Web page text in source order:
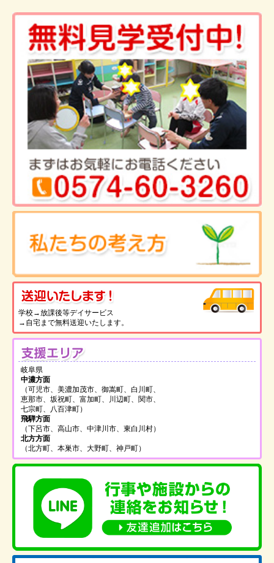
学校→放課後等デイサービス
→自宅まで無料送迎いたします。
岐阜県
中濃方面
（可児市、美濃加茂市、御嵩町、白川町、
恵那市、坂祝町、富加町、川辺町、関市、
七宗町、八百津町）
飛騨方面
（下呂市、高山市、中津川市、東白川村）
北方方面
（北方町、本巣市、大野町、神戸町）